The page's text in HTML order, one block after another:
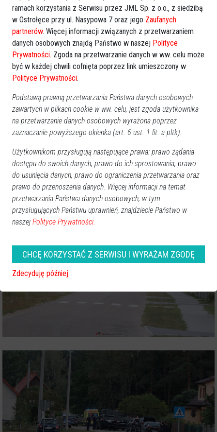
ramach korzystania z Serwisu przez JML Sp. z o.o., z siedzibą
w Ostrołęce przy ul. Nasypowa 7 oraz jego Zaufanych
partnerów. Więcej informacji związanych z przetwarzaniem
danych osobowych znajdą Państwo w naszej Polityce
Prywatności. Zgoda na przetwarzanie danych w ww. celu może
być w każdej chwili cofnięta poprzez link umieszczony w
Polityce Prywatności.
Podstawą prawną przetwarzania Państwa danych osobowych
zawartych w plikach cookie w ww. celu, jest zgoda użytkownika
na przetwarzanie danych osobowych wyrażona poprzez
zaznaczanie powyższego okienka (art. 6 ust. 1 lit. a pltk).
Użytkownikom przysługują następujące prawa: prawo żądania
dostępu do swoich danych, prawo do ich sprostowania, prawo
do usunięcia danych, prawo do ograniczenia przetwarzania oraz
prawo do przenoszenia danych. Więcej informacji na temat
przetwarzania Państwa danych osobowych, w tym
przysługujących Państwu uprawnień, znajdziecie Państwo w
naszej Polityce Prywatności.
CHCĘ KORZYSTAĆ Z SERWISU I WYRAŻAM ZGODĘ
Zdecyduję później